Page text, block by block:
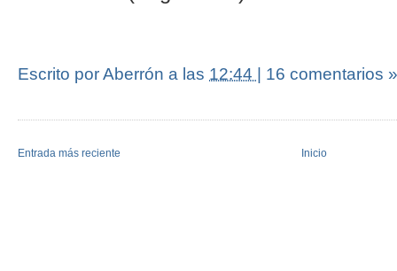
Escrito por Aberrón a las 12:44 | 16 comentarios »
Entrada más reciente Inicio